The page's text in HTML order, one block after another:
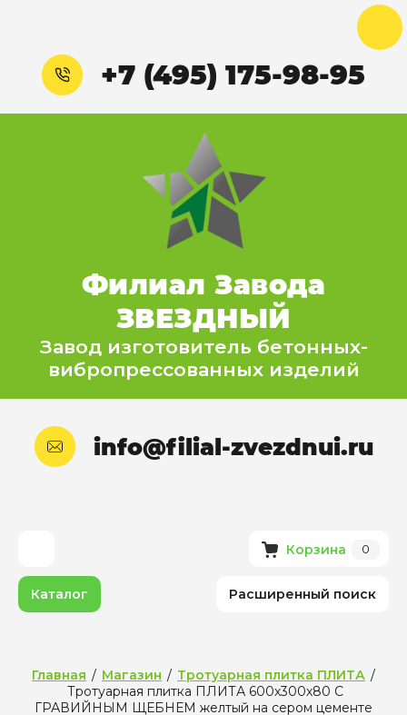
+7 (495) 175-98-95
Филиал Завода
ЗВЕЗДНЫЙ
Завод изготовитель бетонных-
вибропрессованных изделий
info@filial-zvezdnui.ru
Корзина 0
Каталог Расширенный поиск
Главная / Магазин / Тротуарная плитка ПЛИТА /
Тротуарная плитка ПЛИТА 600х300х80 С
ГРАВИЙНЫМ ЩЕБНЕМ желтый на сером цементе